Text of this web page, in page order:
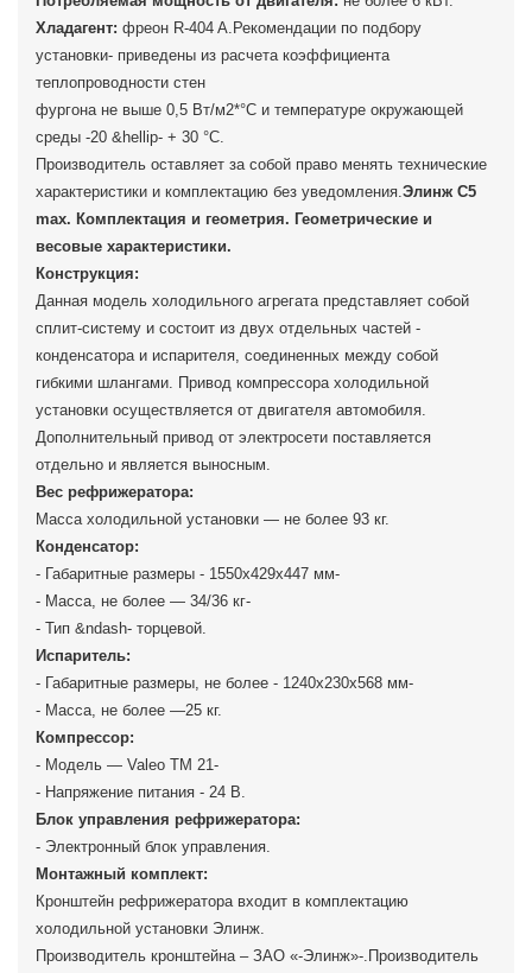
Хладагент: фреон R-404 A.Рекомендации по подбору
установки- приведены из расчета коэффициента
теплопроводности стен
фургона не выше 0,5 Вт/м2*°С и температуре окружающей
среды -20 &hellip- + 30 °С.
Производитель оставляет за собой право менять технические
характеристики и комплектацию без уведомления.Элинж С5
max. Комплектация и геометрия. Геометрические и
весовые характеристики.
Конструкция:
Данная модель холодильного агрегата представляет собой
сплит-систему и состоит из двух отдельных частей -
конденсатора и испарителя, соединенных между собой
гибкими шлангами. Привод компрессора холодильной
установки осуществляется от двигателя автомобиля.
Дополнительный привод от электросети поставляется
отдельно и является выносным.
Вес рефрижератора:
Масса холодильной установки — не более 93 кг.
Конденсатор:
- Габаритные размеры - 1550х429х447 мм-
- Масса, не более — 34/36 кг-
- Тип &ndash- торцевой.
Испаритель:
- Габаритные размеры, не более - 1240х230х568 мм-
- Масса, не более —25 кг.
Компрессор:
- Модель — Valeo TM 21-
- Напряжение питания - 24 В.
Блок управления рефрижератора:
- Электронный блок управления.
Монтажный комплект:
Кронштейн рефрижератора входит в комплектацию
холодильной установки Элинж.
Производитель кронштейна – ЗАО «-Элинж»-.Производитель